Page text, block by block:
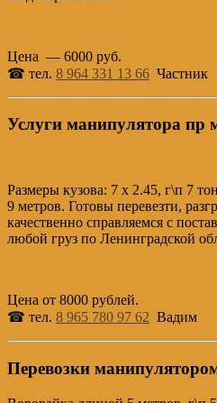
Цена — 6000 руб.
☎ тел. 8 964 331 13 66 Частник
Услуги манипулятора
Размеры кузова: 7 х 2.45, г\п 7
9 метров. Готовы перевезти,
качественно справляемся с
любой груз по Ленинградской
Цена от 8000 рублей.
☎ тел. 8 965 780 97 62 Вадим
Перевозки